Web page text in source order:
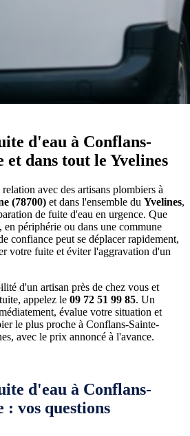
d'eau à Conflans-
dans tout le Yvelines
avec des artisans plombiers à
(78700) et dans l'ensemble du Yvelines,
de fuite d'eau en urgence. Que
périphérie ou dans une commune
confiance peut se déplacer rapidement,
votre fuite et éviter l'aggravation d'un
d'un artisan près de chez vous et
appelez le 09 72 51 99 85. Un
évalue votre situation et
le plus proche à Conflans-Sainte-
avec le prix annoncé à l'avance.
d'eau à Conflans-
vos questions